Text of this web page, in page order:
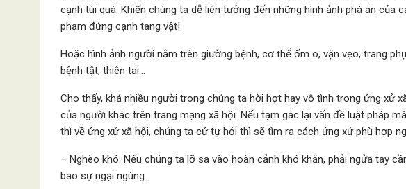
cạnh túi quà. Khiến chúng ta dễ liên tưởng đến những hình ảnh phá án của
phạm đứng cạnh tang vật!
Hoặc hình ảnh người nằm trên giường bệnh, cơ thể ốm o, vặn vẹo, trang
bệnh tật, thiên tai…
Cho thấy, khá nhiều người trong chúng ta hời hợt hay vô tình trong ứng xử
của người khác trên trang mạng xã hội. Nếu tạm gác lại vấn đề luật pháp
thì về ứng xử xã hội, chúng ta cứ tự hỏi thì sẽ tìm ra cách ứng xử phù hợp
– Nghèo khó: Nếu chúng ta lỡ sa vào hoàn cảnh khó khăn, phải ngửa tay
bao sự ngại ngùng…